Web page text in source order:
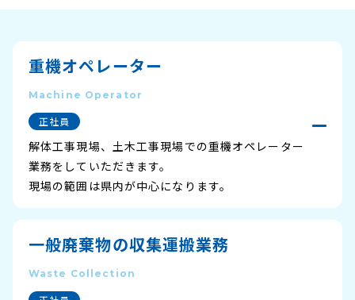
その他の事業
解体実績
ご依頼・お問い合わせ
持ち込みカレンダー
解体実績
ご依頼・お問い合わせ
持ち込みカレンダー
会社情報
許可一覧
新着情報
ご依頼・お問い合わせ
データで知る
福利厚生
よくある質問
募集要項
重機オペレーター
Machine Operator
正社員
解体工事現場、土木工事現場での重機オペレーター
業務をしていただきます。
現場の範囲は県内が中心になります。
一般廃棄物の収集運搬業務
Waste Collection